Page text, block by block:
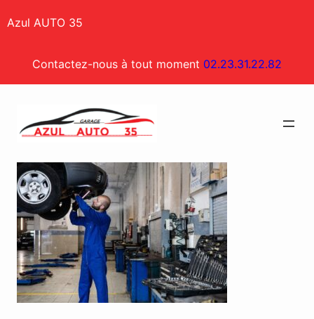
auAzul AUTO 35
Contactez-nous à tout moment 02.23.31.22.82